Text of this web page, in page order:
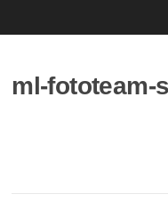
ml-fototeam-